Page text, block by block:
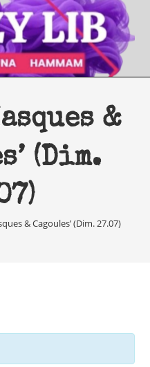
&
(Dim.
& Cagoules’ (Dim. 27.07)